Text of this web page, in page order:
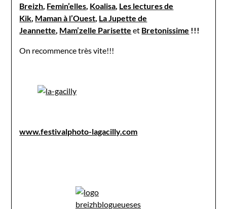
Breizh, Femin’elles, Koalisa, Les lectures de
Kik, Maman à l’Ouest, La Jupette de
Jeannette, Mam’zelle Parisette et Bretonissime !!!
On recommence très vite!!!
www.festivalphoto-lagacilly.com